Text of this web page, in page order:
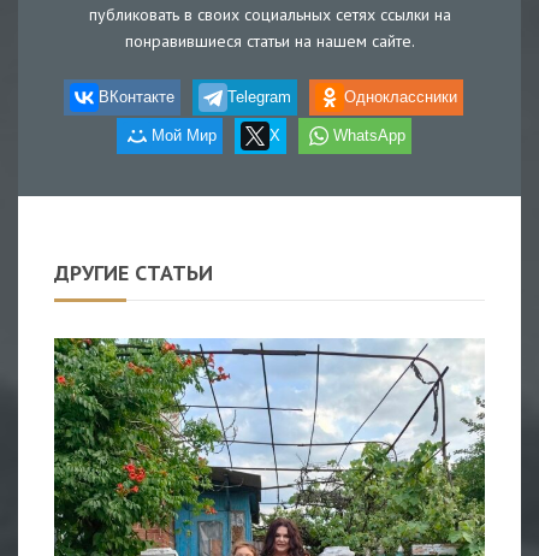
публиковать в своих социальных сетях ссылки на
понравившиеся статьи на нашем сайте.
ВКонтакте Telegram Одноклассники
Мой Мир X WhatsApp
ДРУГИЕ СТАТЬИ